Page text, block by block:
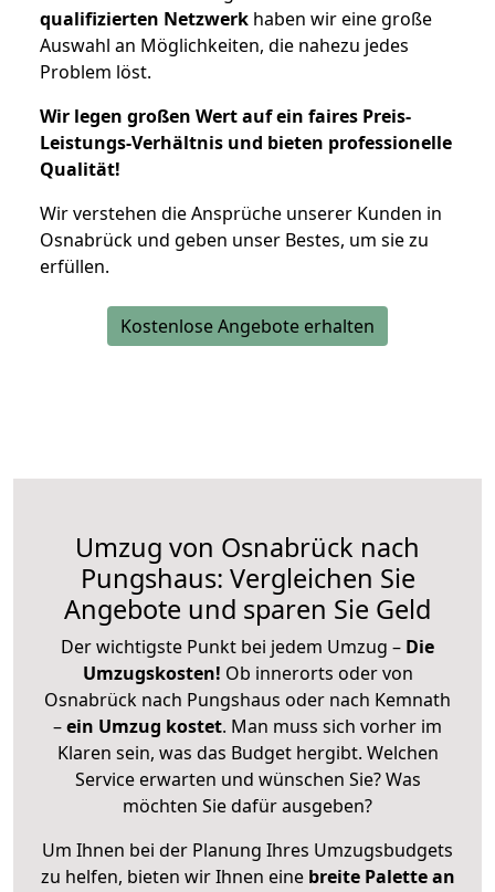
qualifizierten Netzwerk haben wir eine große
Auswahl an Möglichkeiten, die nahezu jedes
Problem löst.
Wir legen großen Wert auf ein faires Preis-
Leistungs-Verhältnis und bieten professionelle
Qualität!
Wir verstehen die Ansprüche unserer Kunden in
Osnabrück und geben unser Bestes, um sie zu
erfüllen.
Kostenlose Angebote erhalten
Umzug von Osnabrück nach
Pungshaus: Vergleichen Sie
Angebote und sparen Sie Geld
Der wichtigste Punkt bei jedem Umzug – Die
Umzugskosten! Ob innerorts oder von
Osnabrück nach Pungshaus oder nach Kemnath
–ein Umzug kostet. Man muss sich vorher im
Klaren sein, was das Budget hergibt. Welchen
Service erwarten und wünschen Sie? Was
möchten Sie dafür ausgeben?
Um Ihnen bei der Planung Ihres Umzugsbudgets
zu helfen, bieten wir Ihnen eine breite Palette an